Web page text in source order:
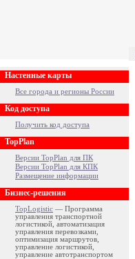
Настенные карты
Все города и регионы России
Код доступа
Получить код доступа
TopPlan
Версии TopPlan для ПК
Версии TopPlan для КПК
Размещение информации
Бизнес-решения
TopLogistic — Программа
управления транспортной
логистикой, автоматизация
управления перевозками,
оптимизация маршрутов,
управление логистикой,
управление автотранспортом